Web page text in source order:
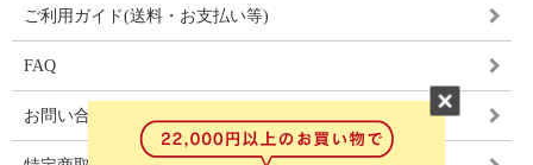
ご利用ガイド(送料・お支払い等)
FAQ
お問い合わせ